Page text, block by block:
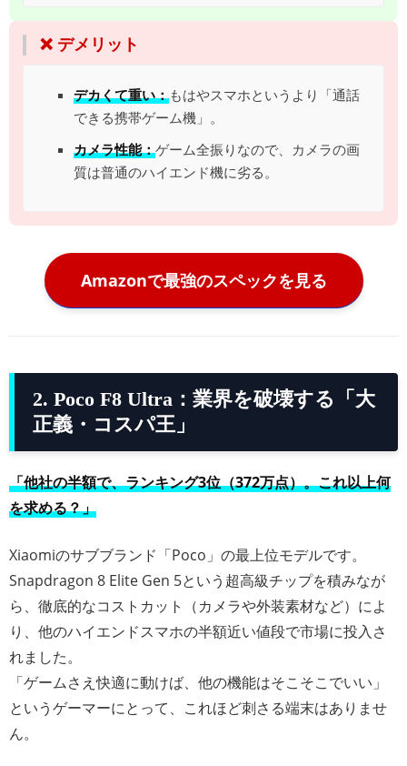
❌ デメリット
デカくて重い：もはやスマホというより「通話
できる携帯ゲーム機」。
カメラ性能：ゲーム全振りなので、カメラの画
質は普通のハイエンド機に劣る。
Amazonで最強のスペックを見る
2. Poco F8 Ultra：業界を破壊する「大
正義・コスパ王」
「他社の半額で、ランキング3位（372万点）。これ以上何
を求める？」
Xiaomiのサブブランド「Poco」の最上位モデルです。
Snapdragon 8 Elite Gen 5という超高級チップを積みなが
ら、徹底的なコストカット（カメラや外装素材など）によ
り、他のハイエンドスマホの半額近い値段で市場に投入さ
れました。
「ゲームさえ快適に動けば、他の機能はそこそこでいい」
というゲーマーにとって、これほど刺さる端末はありませ
ん。